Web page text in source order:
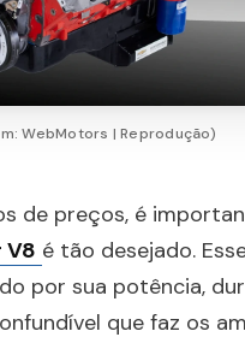
WebMotors | Reprodução)
de preços, é
V8 é tão desejado.
por sua potência,
que faz os